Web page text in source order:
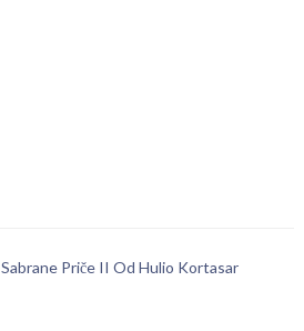
Sabrane Priče II Od Hulio Kortasar